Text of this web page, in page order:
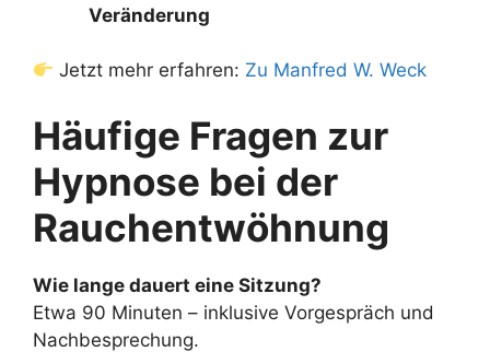
Veränderung
Jetzt mehr erfahren: Zu Manfred W. Weck
Häufige Fragen zur
Hypnose bei der
Rauchentwöhnung
Wie lange dauert eine Sitzung?
Etwa 90 Minuten – inklusive Vorgespräch und
Nachbesprechung.